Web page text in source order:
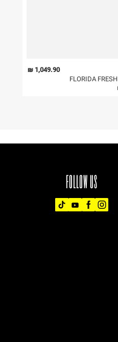
1,049.90 ₪
סנדלים 1029385 FLORIDA FRESH
FOLLOW US